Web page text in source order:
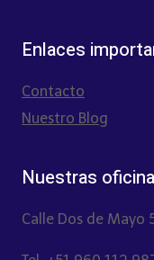
Enlaces
Contacto
Nuestro Blog
Nuestras
Calle Dos de